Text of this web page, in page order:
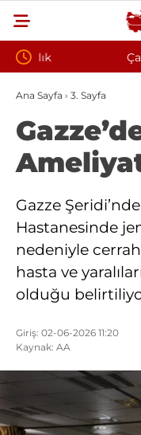
Çankırı Devlet
İddiası: Maaş
Ana Sayfa › 3. Sayfa
Gazze
Hastanesinde
nedeniyle
hasta ve
olduğu
Giriş: 02-06-2026 11:20
Kaynak: AA